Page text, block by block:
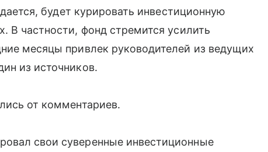
будет курировать инвестиционную
В частности, фонд стремится усилить
месяцы привлек руководителей из ведущих
из источников.
от комментариев.
свои суверенные инвестиционные